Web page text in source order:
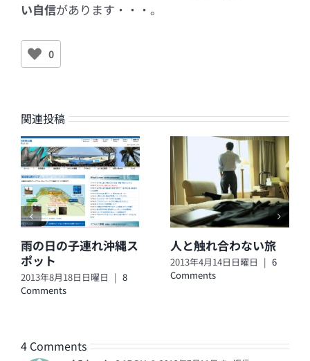
い自信があります・・・。
0
関連投稿
雨の日の子連れ沖縄ス
ポット
2013年8月18日日曜日 | 8
Comments
人と触れ合わない旅
2013年4月14日日曜日 | 6
Comments
4 Comments